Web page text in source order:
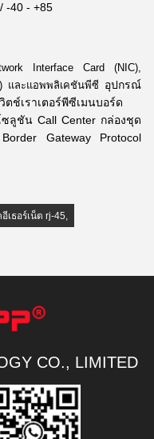
-40 - +85
Interface Card (NIC),
และแอพพลิเคชันพีซี
อุปกรณ์
ช์เราเตอร์พีซีเมนบอร์ด
ซลูชัน Call Center กล่องชุด
Gateway Protocol
เธอร์เน็ต rj-45,
CO., LIMITED